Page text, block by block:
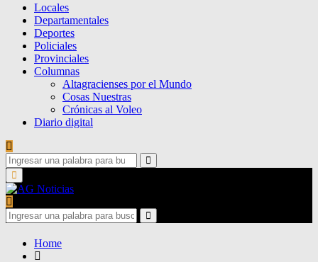
Locales
Departamentales
Deportes
Policiales
Provinciales
Columnas
Altagracienses por el Mundo
Cosas Nuestras
Crónicas al Voleo
Diario digital
Search
for:
Search
Primary
Menu
Search
for:
Search
Home